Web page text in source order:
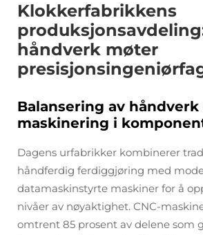
Klokkerfabrikkens
håndverk møter
Balansering av håndverk
maskinering i
Dagens urfabrikker kombinerer
håndferdig ferdiggjøring med
datamaskinstyrte maskiner for å
nivåer av nøyaktighet. CNC-
omtrent 85 prosent av delene som